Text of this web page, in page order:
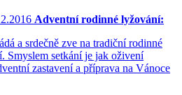
Adventní rodinné lyžování:
a srdečně zve na tradiční rodinné
Smyslem setkání je jak oživení
zastavení a příprava na Vánoce